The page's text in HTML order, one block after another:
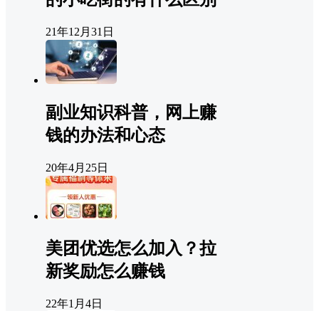
21年12月31日
副业知识科普，网上赚
钱的办法和心态
20年4月25日
美团优选怎么加入？拉
新奖励怎么赚钱
22年1月4日